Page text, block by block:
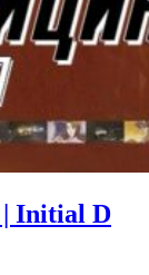
Initial D